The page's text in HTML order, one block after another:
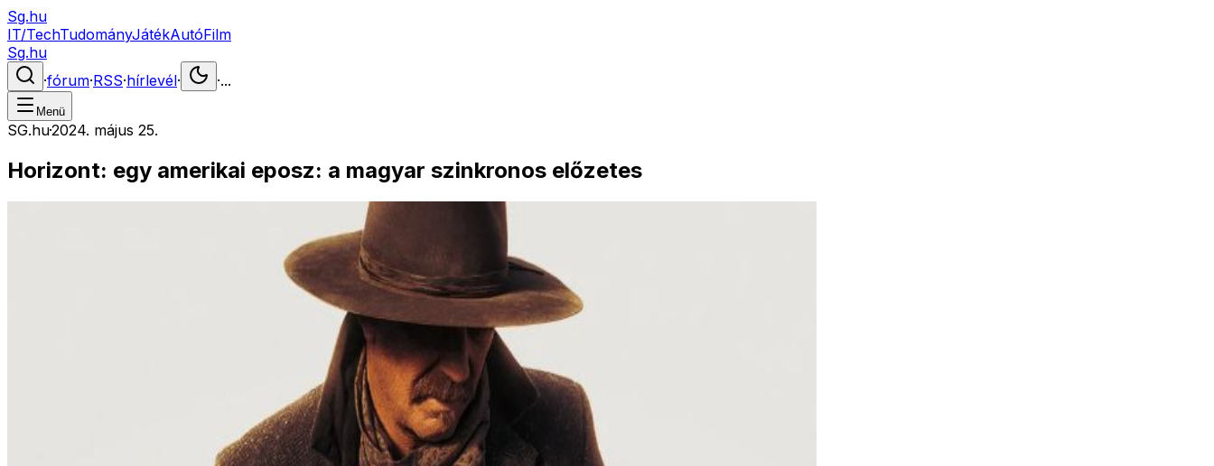
Sg.hu
IT/TechTudományJátékAutóFilm
Sg.hu
·fórum·RSS·hírlevél· ·...
Menü
SG.hu·2024. május 25.
Horizont: egy amerikai eposz: a magyar szinkronos előzetes